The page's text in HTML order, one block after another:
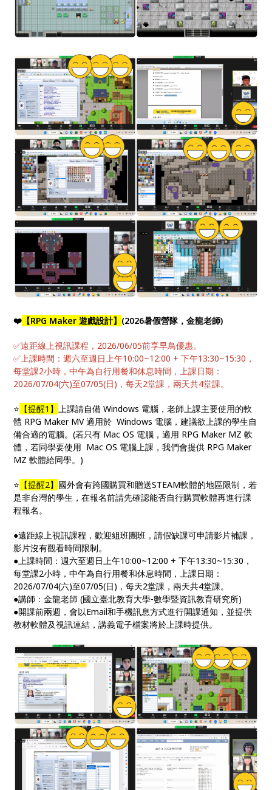
❤️ 【RPG Maker 遊戲設計】 (2026暑假營隊，金龍老師)
✅遠距線上視訊課程，2026/06/05前享早鳥優惠。
✅上課時間：週六至週日上午10:00~12:00 + 下午13:30~15:30，
每堂課2小時，中午為自行用餐和休息時間，上課日期：
2026/07/04(六)至07/05(日)，每天2堂課，兩天共4堂課。
⭐️ 【提醒1】上課請自備 Windows 電腦，老師上課主要使用的軟
體 RPG Maker MV 適用於 Windows 電腦，建議欲上課的學生自
備合適的電腦。(若只有 Mac OS 電腦，適用 RPG Maker MZ 軟
體，若同學要使用 Mac OS 電腦上課，我們會提供 RPG Maker
MZ 軟體給同學。)
⭐️ 【提醒2】 國外會有跨國購買和贈送STEAM軟體的地區限制，若
是非台灣的學生，在報名前請先確認能否自行購買軟體再進行課
程報名。
●遠距線上視訊課程，歡迎組班團班，請假缺課可申請影片補課，
影片沒有觀看時間限制。
●上課時間：週六至週日上午10:00~12:00 + 下午13:30~15:30，
每堂課2小時，中午為自行用餐和休息時間，上課日期：
2026/07/04(六)至07/05(日)，每天2堂課，兩天共4堂課。
●講師：金龍老師 (國立臺北教育大學-數學暨資訊教育研究所)
●開課前兩週，會以Email和手機訊息方式進行開課通知，並提供
教材軟體及視訊連結，講義電子檔案將於上課時提供。